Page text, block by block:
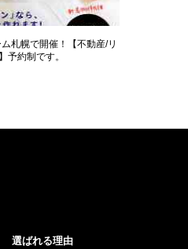
札幌で開催！【不動産/リ
予約制です。
選ばれる理由